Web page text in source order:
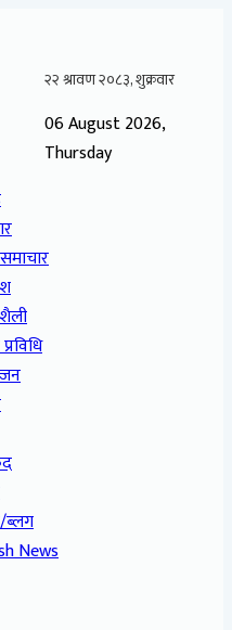
06 August 2026,
Thursday
ब्लग
News